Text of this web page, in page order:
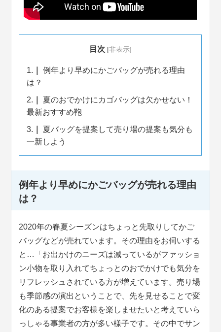
目次 [非表示]
1.
例年より早めにかごバッグが売れる理由
は？
2.
夏のおでかけにカゴバッグは欠かせない！
最新おすすめ鞄
3.
夏バッグを提案して売り場の提案も気分も
一新しよう
例年より早めにかごバッグが売れる理由
は？
2020年の春夏シーズンはちょっと先取りしてかご
バッグなどが売れています。その理由をお伺いする
と…「お出かけのニーズは減っているがファッショ
ン小物を取り入れてちょっとのおでかけでも気分を
リフレッシュされている方が増えています。売り場
も季節感の演出ということで、先を見せることで変
化のある提案でお客様を楽しませたいと考えていら
っしゃる事業者の方が多い様子です。その中でサン